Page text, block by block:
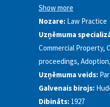
Show more
Nozare: Law Practice
Uzņēmuma
Commercial Property,
proceedings,
Uzņēmuma veids:
Galvenais birojs:
Dibināts: 1927